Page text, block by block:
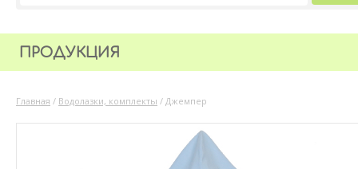
ПРОДУКЦИЯ
Главная / Водолазки, комплекты / Джемпер